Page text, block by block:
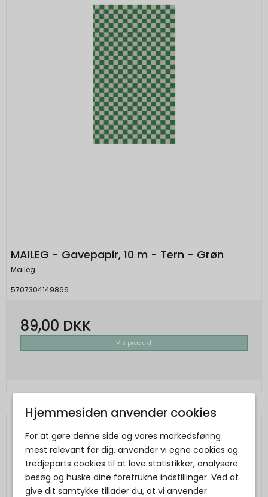
MAILEG - Gavepapir, 10 m - Tern - Grøn
Maileg
5707304149866
89,00 DKK
Vis produkt
Hjemmesiden anvender cookies
For at gøre denne side og vores markedsføring
mest relevant for dig, anvender vi egne cookies og
tredjeparts cookies til at lave statistikker, analysere
besøg og huske dine foretrukne indstillinger. Ved at
give dit samtykke tillader du, at vi anvender